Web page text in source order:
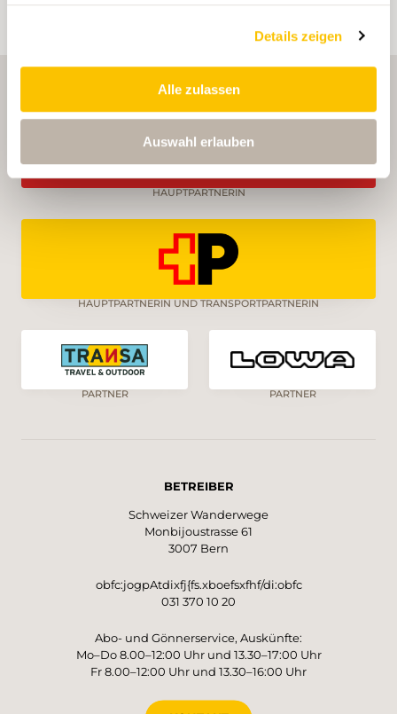
Details zeigen
Alle zulassen
Auswahl erlauben
HAUPTPARTNERIN
HAUPTPARTNERIN UND TRANSPORTPARTNERIN
PARTNER PARTNER
BETREIBER
Schweizer Wanderwege
Monbijoustrasse 61
3007 Bern
obfc:jogpAtdixfj{fs.xboefsxfhf/di:obfc
031 370 10 20
Abo- und Gönnerservice, Auskünfte:
Mo–Do 8.00–12:00 Uhr und 13.30–17:00 Uhr
Fr 8.00–12:00 Uhr und 13.30–16:00 Uhr